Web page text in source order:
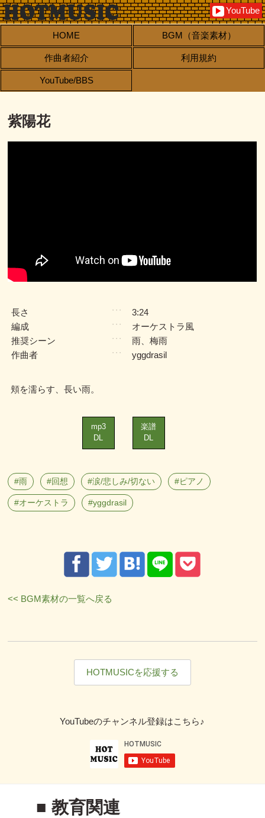
▶ YouTube
HOME BGM（音楽素材）
作曲者紹介 利用規約
YouTube/BBS
紫陽花
長さ ・・・
3:24
編成
・・・
オーケストラ風
推奨シーン
・・・
雨、梅雨
作曲者
・・・ yggdrasil
頬を濡らす、長い雨。
mp3
DL
楽譜
DL
雨 回想 涙/悲しみ/切ない ピアノ
オーケストラ yggdrasil
<< BGM素材の一覧へ戻る
HOTMUSICを応援する
YouTubeのチャンネル登録はこちら♪
教育関連